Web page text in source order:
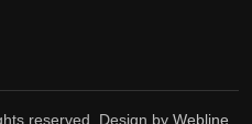
reserved. Design by Webline